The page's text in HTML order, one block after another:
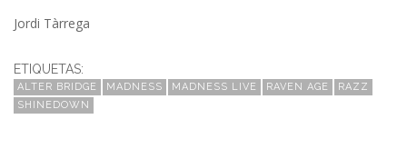
Jordi Tàrrega
ETIQUETAS:
ALTER BRIDGE MADNESS MADNESS LIVE RAVEN AGE
RAZZ
SHINEDOWN